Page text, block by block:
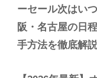
ーセール次はい
阪・名古屋の日
手方法を徹底解説